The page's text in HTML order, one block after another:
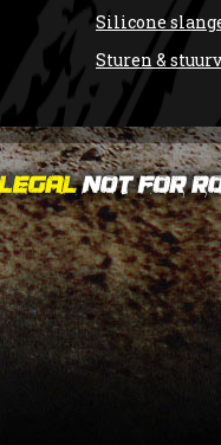
Silicone
Sturen &